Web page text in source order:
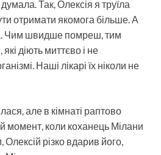
Так, Олексія я труїла
отримати якомога більше. А
Чим швидше помреш, тим
які діють миттєво і не
Наші лікарі їх ніколи не
але в кімнаті раптово
момент, коли коханець Мілани
різко вдарив його,